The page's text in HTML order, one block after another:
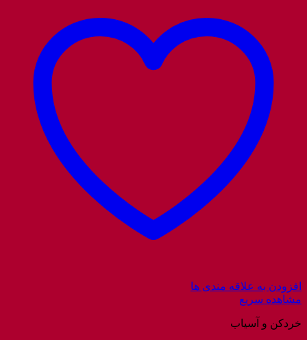
افزودن به علاقه مندی ها
مشاهده سریع
خردکن و آسیاب